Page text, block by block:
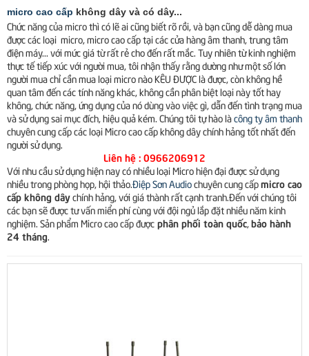
micro cao cấp không dây và có dây...
Chức năng của micro thì có lẽ ai cũng biết rõ rồi, và bạn cũng dễ dàng mua
được các loại micro, micro cao cấp tại các cửa hàng âm thanh, trung tâm
điện máy... với mức giá từ rất rẻ cho đến rất mắc. Tuy nhiên từ kinh nghiệm
thực tế tiếp xúc với người mua, tôi nhận thấy rằng dường như một số lớn
người mua chỉ cần mua loại micro nào KÊU ĐƯỢC là được, còn không hề
quan tâm đến các tính năng khác, không cần phân biệt loại này tốt hay
không, chức năng, ứng dụng của nó dùng vào việc gì, dẫn đến tình trạng mua
và sử dụng sai mục đích, hiệu quả kém. Chúng tôi tự hào làcông ty âm thanh
chuyên cung cấp các loại Micro cao cấp không dây chính hảng tốt nhất đến
người sử dụng.
Liên hệ : 0966206912
Với nhu cầu sử dụng hiện nay có nhiều loại Micro hiện đại được sử dụng
nhiều trong phòng họp, hội thảo.Điệp Sơn Audiochuyên cung cấpmicro cao
cấp không dâychính hảng, với giá thành rất cạnh tranh.Đến với chúng tôi
các bạn sẽ được tư vấn miển phí cùng với đội ngủ lắp đặt nhiều năm kinh
nghiệm. Sản phẩm Micro cao cấp được phân phối toàn quốc,bảo hành
24 tháng.